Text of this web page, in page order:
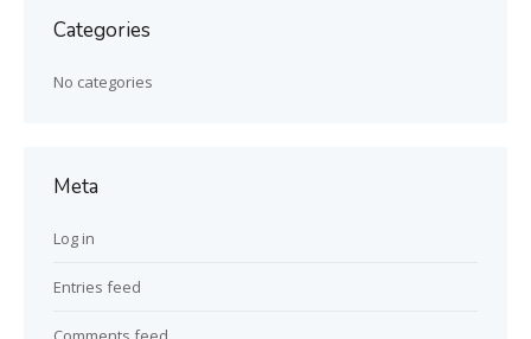
Categories
No categories
Meta
Log in
Entries feed